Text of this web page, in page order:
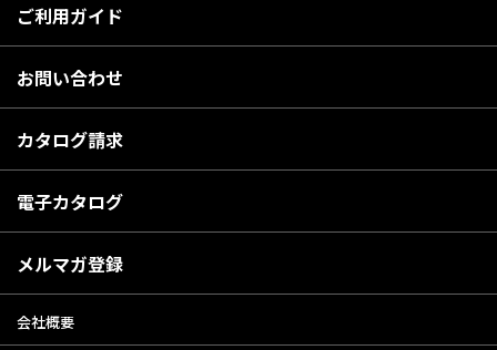
ご利用ガイド
お問い合わせ
カタログ請求
電子カタログ
メルマガ登録
会社概要